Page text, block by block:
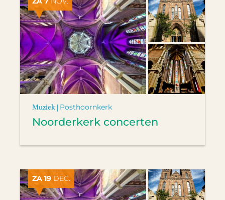
Muziek | Posthoornkerk
Noorderkerk concerten
ZA 19 DEC.